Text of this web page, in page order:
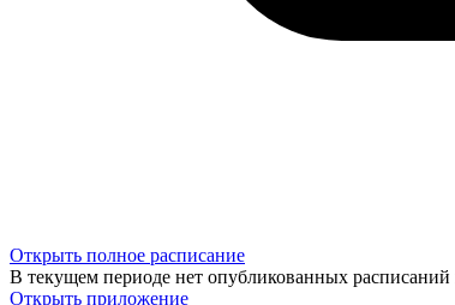
Открыть полное расписание
В текущем периоде нет опубликованных
Открыть приложение